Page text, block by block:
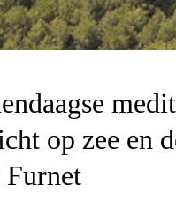
op zee en
Furnet